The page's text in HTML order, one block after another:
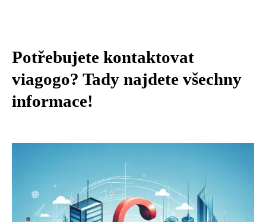
Potřebujete kontaktovat
viagogo? Tady najdete všechny
informace!